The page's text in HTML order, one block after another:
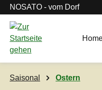
Hauptinhalt springen
Zur Suche springen
Zur Hauptnavigation
NOSATO - vom Dorf
Saisonal Ostern